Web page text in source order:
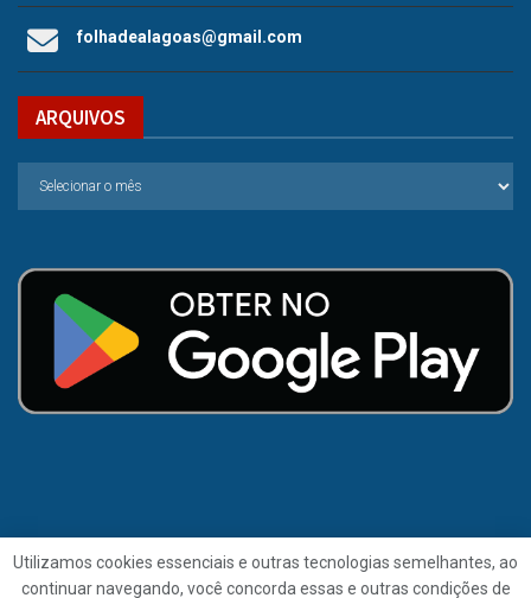
folhadealagoas@gmail.com
ARQUIVOS
Utilizamos cookies essenciais e outras tecnologias semelhantes, ao
continuar navegando, você concorda essas e outras condições de